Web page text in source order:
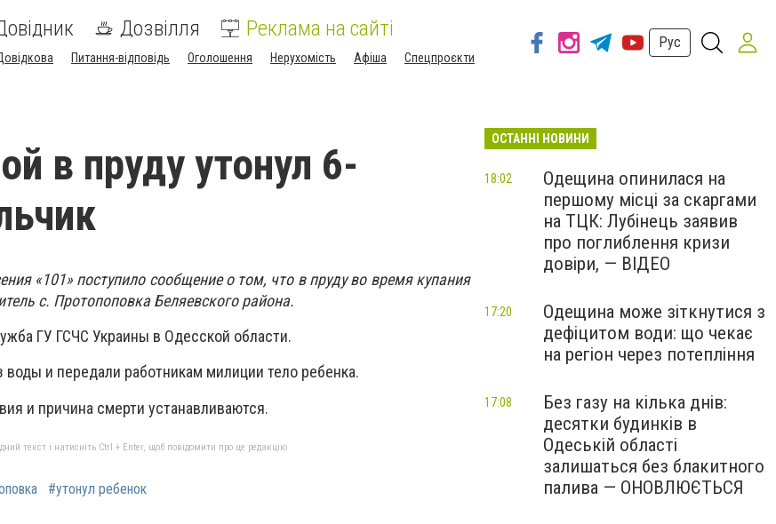
Дозвілля Реклама на сайті
Питання-відповідь Оголошення Нерухомість Афіша Спецпроєкти
Рус
в пруду утонул 6-
«101» поступило сообщение о том, что в пруду во время купания
с. Протопоповка Беляевского района.
ГУ ГСЧС Украины в Одесской области.
и передали работникам милиции тело ребенка.
и причина смерти устанавливаются.
текст і натисніть Ctrl + Enter, щоб повідомити про це редакцію
#утонул ребенок
ОСТАННІ НОВИНИ
Одещина опинилася на
першому місці за скаргами
на ТЦК: Лубінець заявив
про поглиблення кризи
довіри, — ВІДЕО
18:02
Одещина може зіткнутися з
дефіцитом води: що чекає
на регіон через потепління
17:20
Без газу на кілька днів:
десятки будинків в
Одеській області
залишаться без блакитного
палива — ОНОВЛЮЄТЬСЯ
17:08